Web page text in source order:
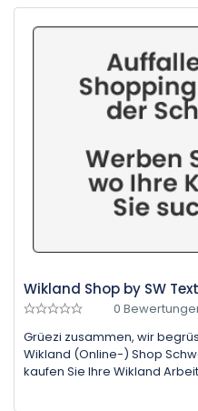
Wikland Shop by SW
0
Grüezi zusammen, wir
Wikland (Online-) Shop
kaufen Sie Ihre Wikland